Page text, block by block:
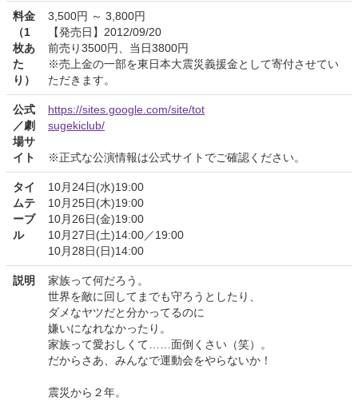
料金
（1
枚あ
た
り）
3,500円 ～ 3,800円
【発売日】2012/09/20
前売り3500円、当日3800円
※売上金の一部を東日本大震災義援金として寄付させてい
ただきます。
公式
／劇
場サ
イト
https://sites.google.com/site/tot
sugekiclub/
※正式な公演情報は公式サイトでご確認ください。
タイ
ムテ
ーブ
ル
10月24日(水)19:00
10月25日(木)19:00
10月26日(金)19:00
10月27日(土)14:00／19:00
10月28日(日)14:00
説明
家族って何だろう。
世界を敵に回してまでも守ろうとしたり、
ダメなヤツだと分かってるのに
嫌いになれなかったり。
家族って愛おしくて……面倒くさい（笑）。
だからさあ、みんなで運動会をやらないか！
震災から２年。